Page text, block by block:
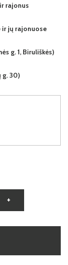
rajonus
ir jų rajonuose
g. 1, Biruliškės)
g. 30)
+